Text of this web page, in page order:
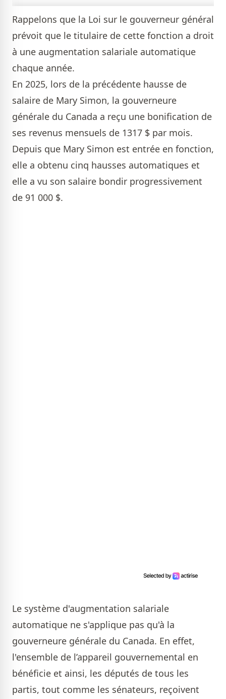
Rappelons que la Loi sur le gouverneur général
prévoit que le titulaire de cette fonction a droit
à une augmentation salariale automatique
chaque année.
En 2025, lors de la précédente hausse de
salaire de Mary Simon, la gouverneure
générale du Canada a reçu une bonification de
ses revenus mensuels de 1317 $ par mois.
Depuis que Mary Simon est entrée en fonction,
elle a obtenu cinq hausses automatiques et
elle a vu son salaire bondir progressivement
de 91 000 $.
Le système d'augmentation salariale
automatique ne s'applique pas qu'à la
gouverneure générale du Canada. En effet,
l'ensemble de l’appareil gouvernemental en
bénéficie et ainsi, les députés de tous les
partis, tout comme les sénateurs, reçoivent